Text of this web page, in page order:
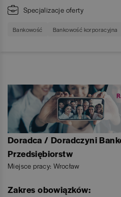
Specjalizacje oferty
Bankowość Bankowość korporacyjna
Doradca / Doradczyni
Przedsiębiorstw
Miejsce pracy: Wrocław
Zakres obowiązków: